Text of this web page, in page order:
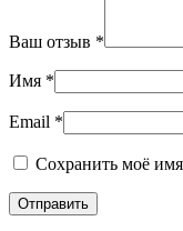
Ваш отзыв *
Имя *
Email *
Сохранить моё